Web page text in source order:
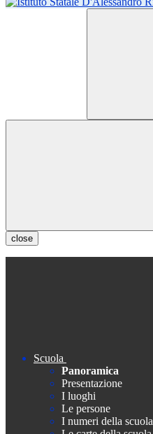
close
Scuola
Panoramica
Presentazione
I luoghi
Le persone
I numeri della scuola